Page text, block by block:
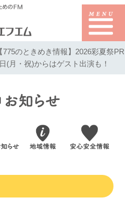
775のときめき情報】2026彩夏祭PR
(月・祝)からはゲスト出演も！